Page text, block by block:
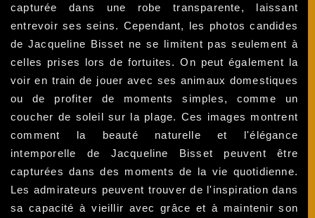
capturée dans une robe transparente, laissant
entrevoir ses seins. Cependant, les photos candides
de Jacqueline Bisset ne se limitent pas seulement à
celles prises lors de fortuites. On peut également la
voir en train de jouer avec ses animaux domestiques
ou de profiter de moments simples, comme un
coucher de soleil sur la plage. Ces images montrent
comment la beauté naturelle et l'élégance
intemporelle de Jacqueline Bisset peuvent être
capturées dans des moments de la vie quotidienne.
Les admirateurs peuvent trouver de l'inspiration dans
sa capacité à vieillir avec grâce et à maintenir son